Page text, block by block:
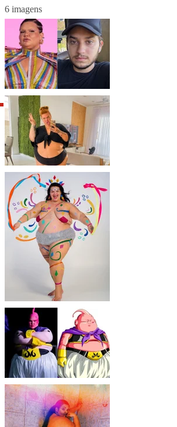
6 imagens